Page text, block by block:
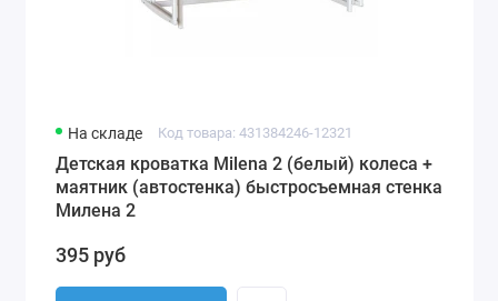
На складе Код товара: 431384246-12321
Детская кроватка Milena 2 (белый) колеса +
маятник (автостенка) быстросъемная стенка
Милена 2
395 руб